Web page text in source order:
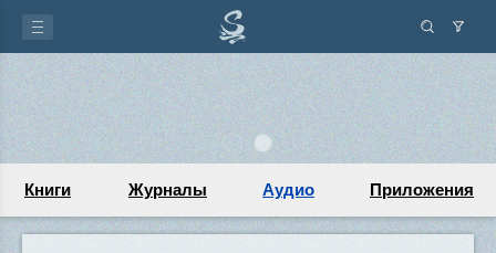
Книги Журналы Аудио Приложения